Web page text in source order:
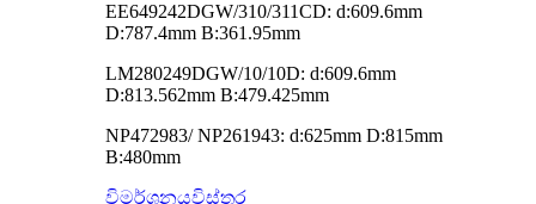
EE649242DGW/310/311CD: d:609.6mm
D:787.4mm B:361.95mm
LM280249DGW/10/10D: d:609.6mm
D:813.562mm B:479.425mm
NP472983/ NP261943: d:625mm D:815mm
B:480mm
විමර්ශනයවිස්තර